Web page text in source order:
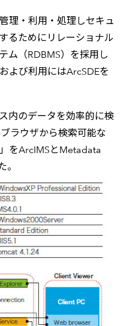
理・利用・処理しセキュ
るためにリレーショナル
ム（RDBMS）を採用し
よび利用にはArcSDEを
内のデータを効率的に検
ラウザから検索可能な
をArcIMSとMetadata